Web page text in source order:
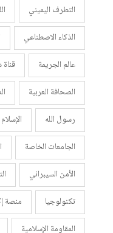
التطرف اليميني
الذكاء الاصطناعي
عالم الجريمة
الصحافة العربية
رسول الله
الإسلام
الجامعات الخاصة
الأمن السيبراني
تكنولوجيا
منصة
المقاومة الإسلامية